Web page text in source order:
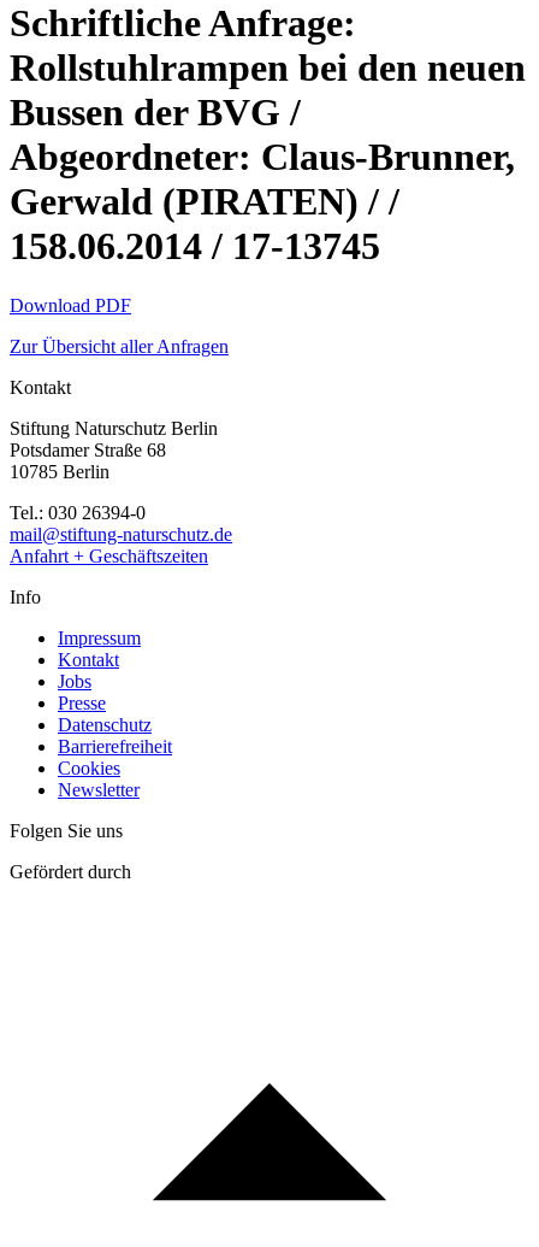
Schriftliche Anfrage:
Rollstuhlrampen bei den neuen
Bussen der BVG /
Abgeordneter: Claus-Brunner,
Gerwald (PIRATEN) / /
158.06.2014 / 17-13745
Download PDF
Zur Übersicht aller Anfragen
Kontakt
Stiftung Naturschutz Berlin
Potsdamer Straße 68
10785 Berlin
Tel.: 030 26394-0
mail@stiftung-naturschutz.de
Anfahrt + Geschäftszeiten
Info
Impressum
Kontakt
Jobs
Presse
Datenschutz
Barrierefreiheit
Cookies
Newsletter
Folgen Sie uns
Gefördert durch